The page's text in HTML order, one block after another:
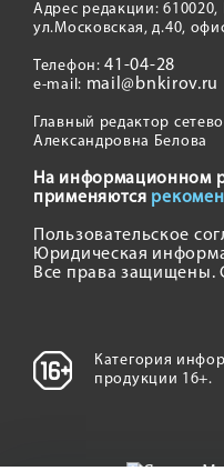
Адрес редакции:
ул.Московская, д.40,
Телефон:41-04-28
e-mail: mail@bnkirov.ru
Главный редактор
Александровна Белова
На информационном
применяются
Пользовательское
Юридическая
Все права защищены.
Категория
продукции 16+.